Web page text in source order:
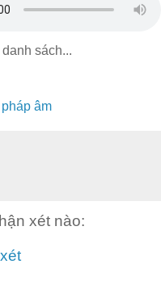
sách...
âm
xét nào: